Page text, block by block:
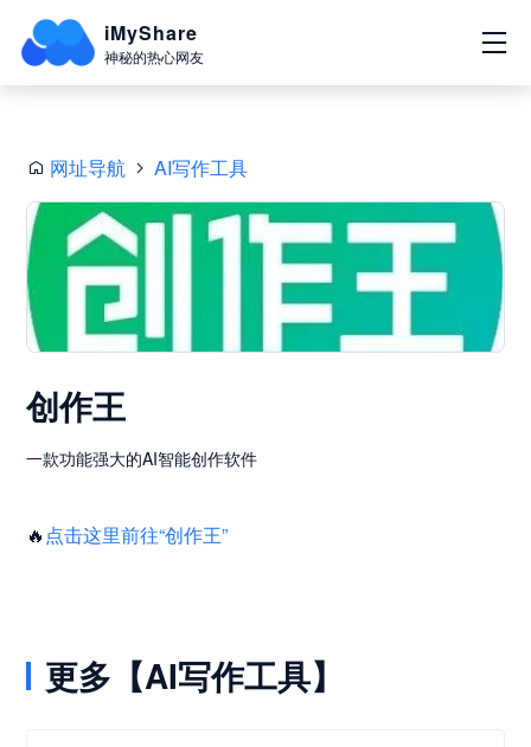
iMyShare
神秘的热心网友
网址导航 AI写作工具
创作王
一款功能强大的AI智能创作软件
🔥 点击这里前往“创作王”
更多【AI写作工具】